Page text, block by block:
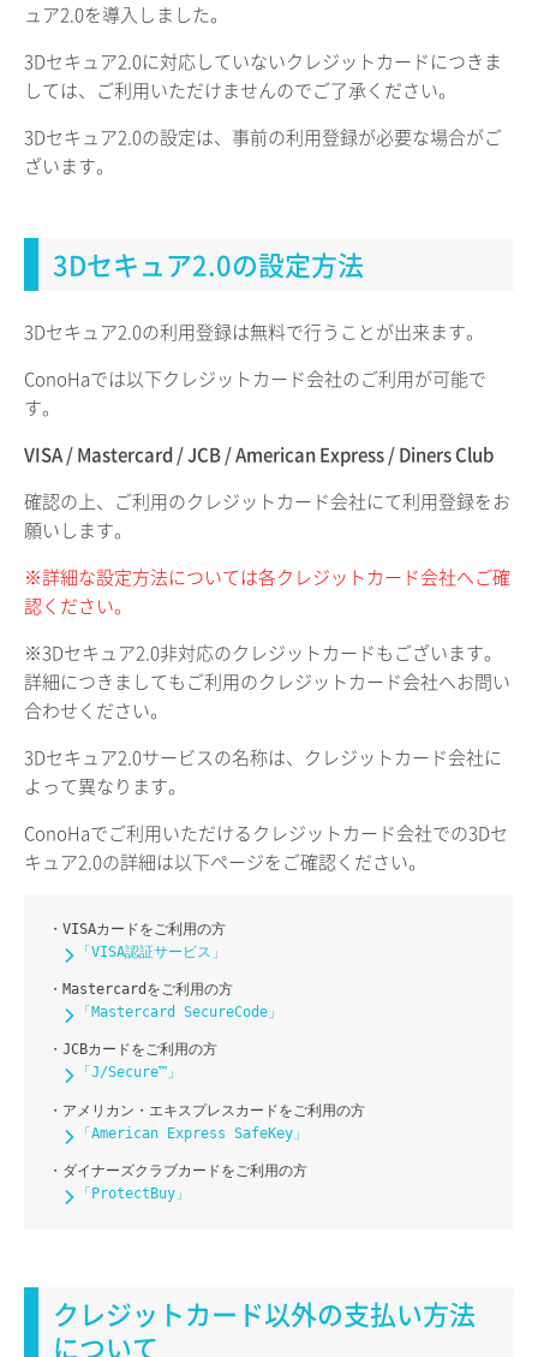
ュア2.0を導入しました。
3Dセキュア2.0に対応していないクレジットカードにつきま
しては、ご利用いただけませんのでご了承ください。
3Dセキュア2.0の設定は、事前の利用登録が必要な場合がご
ざいます。
3Dセキュア2.0の設定方法
3Dセキュア2.0の利用登録は無料で行うことが出来ます。
ConoHaでは以下クレジットカード会社のご利用が可能で
す。
VISA / Mastercard / JCB / American Express / Diners Club
確認の上、ご利用のクレジットカード会社にて利用登録をお
願いします。
※詳細な設定方法については各クレジットカード会社へご確
認ください。
※3Dセキュア2.0非対応のクレジットカードもございます。
詳細につきましてもご利用のクレジットカード会社へお問い
合わせください。
3Dセキュア2.0サービスの名称は、クレジットカード会社に
よって異なります。
ConoHaでご利用いただけるクレジットカード会社での3Dセ
キュア2.0の詳細は以下ページをご確認ください。
・VISAカードをご利用の方
「VISA認証サービス」
・Mastercardをご利用の方
「Mastercard SecureCode」
・JCBカードをご利用の方
「J/Secure™」
・アメリカン・エキスプレスカードをご利用の方
「American Express SafeKey」
・ダイナーズクラブカードをご利用の方
「ProtectBuy」
クレジットカード以外の支払い方法
について